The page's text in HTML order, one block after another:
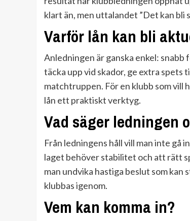
klart än, men uttalandet ”Det kan bli
Varför lån kan bli
Anledningen är ganska enkel:
täcka upp vid skador, ge extra spets
matchtruppen. För en klubb som vill
lån ett praktiskt verktyg.
Vad säger ledningen
Från ledningens håll vill man inte gå
laget behöver stabilitet och att rätt
man undvika hastiga beslut som
klubbas igenom.
Vem kan komma in?